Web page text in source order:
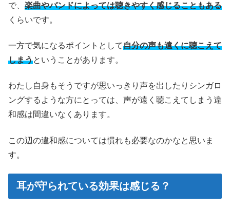
で、 楽曲やバンドによっては聴きやすく感じることもある
くらいです。
一方で気になるポイントとして自分の声も遠くに聴こえて
しまうということがあります。
わたし自身もそうですが思いっきり声を出したりシンガロ
ングするような方にとっては、声が遠く聴こえてしまう違
和感は間違いなくあります。
この辺の違和感については慣れも必要なのかなと思いま
す。
耳が守られている効果は感じる？